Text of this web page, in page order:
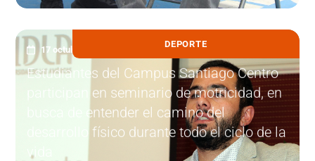
DEPORTE
17 octubre, 2023
Estudiantes del Campus Santiago Centro
participan en seminario de motricidad, en
busca de entender el camino del
desarrollo físico durante todo el ciclo de la